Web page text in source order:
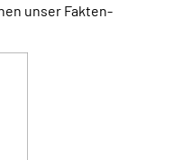
unser Fakten­